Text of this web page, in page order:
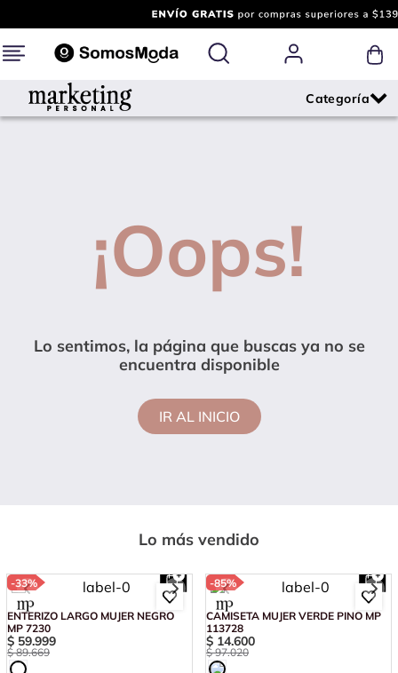
¡Oops!
Lo sentimos, la página que buscas ya no se
encuentra disponible
IR AL INICIO
Lo más vendido
-33%
ENTERIZO LARGO MUJER NEGRO
MP 7230
$ 59.999
$ 89.669
-85%
CAMISETA MUJER VERDE PINO MP
113728
$ 14.600
$ 97.020